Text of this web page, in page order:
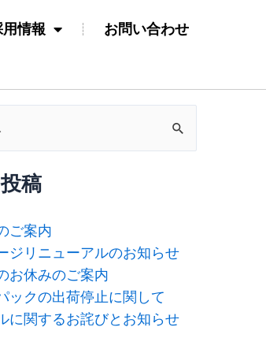
用情報 お問い合わせ
稿
ご案内
ジリニューアルのお知らせ
お休みのご案内
ックの出荷停止に関して
に関するお詫びとお知らせ